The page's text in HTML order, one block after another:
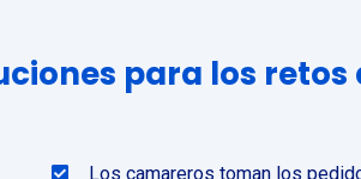
para los
Los camareros toman los